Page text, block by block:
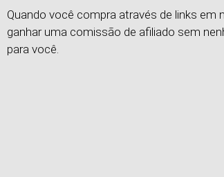
Quando você compra através de links em
ganhar uma comissão de afiliado sem
para você.